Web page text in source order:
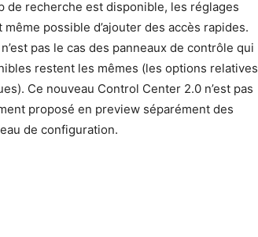
de recherche est disponible, les réglages
possible d’ajouter des accès rapides.
pas le cas des panneaux de contrôle qui
restent les mêmes (les options relatives
Ce nouveau Control Center 2.0 n’est pas
proposé en preview séparément des
de configuration.